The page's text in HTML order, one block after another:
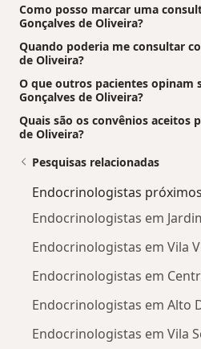
Como posso marcar uma
Gonçalves de Oliveira?
Quando poderia me consultar
de Oliveira?
O que outros pacientes opinam
Gonçalves de Oliveira?
Quais são os convênios aceitos
de Oliveira?
Pesquisas relacionadas
Endocrinologistas próximos
Endocrinologistas em
Endocrinologistas em Vila
Endocrinologistas em
Endocrinologistas em Alto
Endocrinologistas em Vila